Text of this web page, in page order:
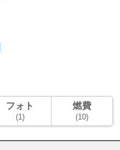
フォト
(1)
燃費
(10)